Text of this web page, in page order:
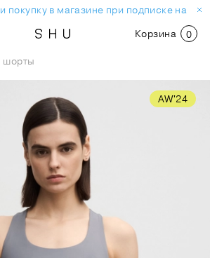
в магазине при подписке на
Корзина 0
шорты
AW'24